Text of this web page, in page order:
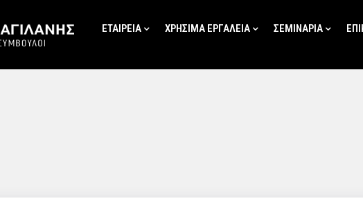
ΕΤΑΙΡΕΙΑ ΧΡΗΣΙΜΑ ΕΡΓΑΛΕΙΑ ΣΕΜΙΝΑΡΙΑ